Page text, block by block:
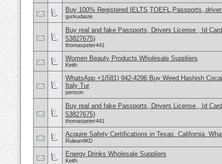
Buy 100% Registered IELTS,TOEFL,Passports,
gurkudaste
Buy real and fake Passports, Drivers License , Id
53827675)
thomaspeter441
Women Beauty Products Wholesale Suppliers
Keith
WhatsApp +1(581) 942-4296 Buy Weed Hashish
Italy Tur
penson
Buy real and fake Passports, Drivers License , Id
53827675)
thomaspeter441
Acquire Safety Certifications in Texas. California.
Rulean4KD
Energy Drinks Wholesale Suppliers
Keith